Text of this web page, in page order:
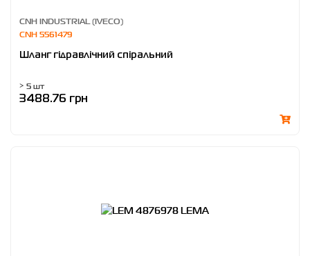
CNH INDUSTRIAL (IVECO)
CNH 5561479
Шланг гідравлічний спіральний
> 5 шт
3488.76 грн